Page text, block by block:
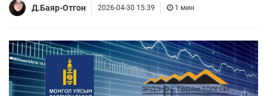
Д.Баяр-Отгон 2026-04-30 15:39 1 мин